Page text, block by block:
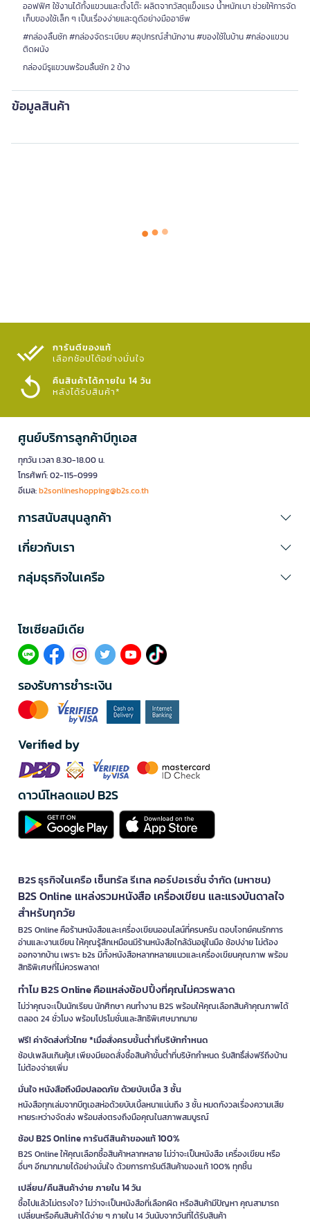
ออฟฟิศ ใช้งานได้ทั้งแขวนและตั้งโต๊ะ ผลิตจากวัสดุแข็งแรง น้ำหนักเบา ช่วยให้การจัด
เก็บของใช้เล็ก ๆ เป็นเรื่องง่ายและดูดีอย่างมืออาชีพ
#กล่องลิ้นชัก #กล่องจัดระเบียบ #อุปกรณ์สำนักงาน #ของใช้ในบ้าน #กล่องแขวน
ติดผนัง
กล่องมีรูแขวนพร้อมลิ้นชัก 2 ข้าง
ข้อมูลสินค้า
การันตีของแท้
เลือกช้อปได้อย่างมั่นใจ​
คืนสินค้าได้ภายใน 14 วัน
หลังได้รับสินค้า*
ศูนย์บริการลูกค้าบีทูเอส
ทุกวัน เวลา 8.30-18.00 น.
โทรศัพท์: 02-115-0999
อีเมล:b2sonlineshopping@b2s.co.th
การสนับสนุนลูกค้า
เกี่ยวกับเรา
กลุ่มธุรกิจในเครือ
โซเซียลมีเดีย​
รองรับการชำระเงิน
Verified by
ดาวน์โหลดแอป B2S
B2S ธุรกิจในเครือ เซ็นทรัล รีเทล คอร์ปอเรชั่น จำกัด (มหาชน)
B2S Online แหล่งรวมหนังสือ เครื่องเขียน และแรงบันดาลใจ
สำหรับทุกวัย
B2S Online คือร้านหนังสือและเครื่องเขียนออนไลน์ที่ครบครัน ตอบโจทย์คนรักการ
อ่านและงานเขียน ให้คุณรู้สึกเหมือนมีร้านหนังสือใกล้ฉันอยู่ในมือ ช้อปง่าย ไม่ต้อง
ออกจากบ้าน เพราะ b2s มีทั้งหนังสือหลากหลายแนวและเครื่องเขียนคุณภาพ พร้อม
สิทธิพิเศษที่ไม่ควรพลาด!
ทำไม B2S Online คือแหล่งช้อปปิ้งที่คุณไม่ควรพลาด
ไม่ว่าคุณจะเป็นนักเรียน นักศึกษา คนทำงาน B2S พร้อมให้คุณเลือกสินค้าคุณภาพได้
ตลอด 24 ชั่วโมง พร้อมโปรโมชั่นและสิทธิพิเศษมากมาย
ฟรี! ค่าจัดส่งทั่วไทย *เมื่อสั่งครบขั้นต่ำที่บริษัทกำหนด
ช้อปเพลินเกินคุ้ม! เพียงมียอดสั่งซื้อสินค้าขั้นต่ำที่บริษัทกำหนด รับสิทธิ์ส่งฟรีถึงบ้าน
ไม่ต้องจ่ายเพิ่ม
มั่นใจ หนังสือถึงมือปลอดภัย ด้วยบับเบิ้ล 3 ชั้น
หนังสือทุกเล่มจากบีทูเอสห่อด้วยบับเบิ้ลหนาแน่นถึง 3 ชั้น หมดกังวลเรื่องความเสีย
หายระหว่างจัดส่ง พร้อมส่งตรงถึงมือคุณในสภาพสมบูรณ์
ช้อป B2S Online การันตีสินค้าของแท้ 100%
B2S Online ให้คุณเลือกซื้อสินค้าหลากหลาย ไม่ว่าจะเป็นหนังสือ เครื่องเขียน หรือ
อื่นๆ อีกมากมายได้อย่างมั่นใจ ด้วยการการันตีสินค้าของแท้ 100% ทุกชิ้น
เปลี่ยน/คืนสินค้าง่าย ภายใน 14 วัน
ซื้อไปแล้วไม่ตรงใจ? ไม่ว่าจะเป็นหนังสือที่เลือกผิด หรือสินค้ามีปัญหา คุณสามารถ
เปลี่ยนหรือคืนสินค้าได้ง่าย ๆ ภายใน 14 วันนับจากวันที่ได้รับสินค้า